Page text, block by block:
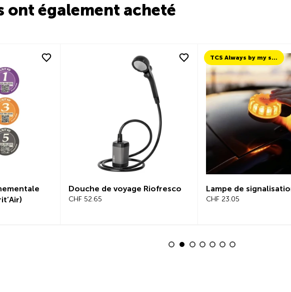
ont également acheté
Douche de voyage Riofresco
CHF 52.65
TCS Always by my side
Lampe de
CHF 23.05